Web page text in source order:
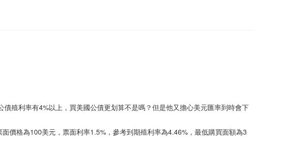
殖利率有4%以上，買美國公債更划算不是嗎？但是他又擔心美元匯率到時會下
價格為100美元，票面利率1.5%，參考到期殖利率為4.46%，最低購買面額為3